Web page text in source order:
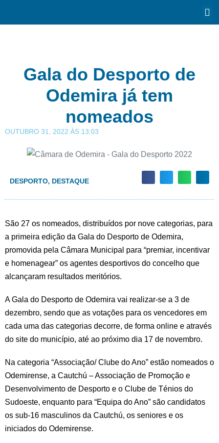
Gala do Desporto de
Odemira já tem
nomeados
OUTUBRO 31, 2022 ÀS 13:03
DESPORTO, DESTAQUE
São 27 os nomeados, distribuídos por nove categorias, para
a primeira edição da Gala do Desporto de Odemira,
promovida pela Câmara Municipal para “premiar, incentivar
e homenagear” os agentes desportivos do concelho que
alcançaram resultados meritórios.
A Gala do Desporto de Odemira vai realizar-se a 3 de
dezembro, sendo que as votações para os vencedores em
cada uma das categorias decorre, de forma online e através
do site do município, até ao próximo dia 17 de novembro.
Na categoria “Associação/ Clube do Ano” estão nomeados o
Odemirense, a Cautchú – Associação de Promoção e
Desenvolvimento de Desporto e o Clube de Ténios do
Sudoeste, enquanto para “Equipa do Ano” são candidatos
os sub-16 masculinos da Cautchú, os seniores e os
iniciados do Odemirense.